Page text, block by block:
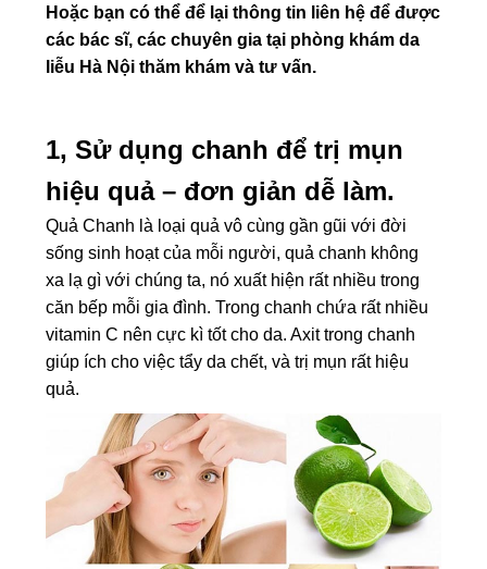
Hoặc bạn có thể để lại thông tin liên hệ để được
các bác sĩ, các chuyên gia tại phòng khám da
liễu Hà Nội thăm khám và tư vấn.
1, Sử dụng chanh để trị mụn
hiệu quả – đơn giản dễ làm.
Quả Chanh là loại quả vô cùng gần gũi với đời
sống sinh hoạt của mỗi người, quả chanh không
xa lạ gì với chúng ta, nó xuất hiện rất nhiều trong
căn bếp mỗi gia đình. Trong chanh chứa rất nhiều
vitamin C nên cực kì tốt cho da. Axit trong chanh
giúp ích cho việc tẩy da chết, và trị mụn rất hiệu
quả.